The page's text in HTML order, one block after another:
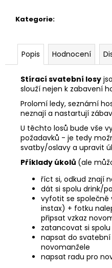
Kategorie:
Popis Hodnocení
Stírací svatební losy
slouží nejen k zabavení
Prolomí ledy, seznámí
neznají a nastartují
U těchto losů bude vše
požadavků - je tedy
svatby/oslavy a upravit
Příklady úkolů (ale
říct si, odkud znají
dát si spolu drink/
vyfotit se společně
instax) + fotku
připsat vzkaz
zatancovat si spolu
napsat do svatební
novomanžele
napsat radu pro